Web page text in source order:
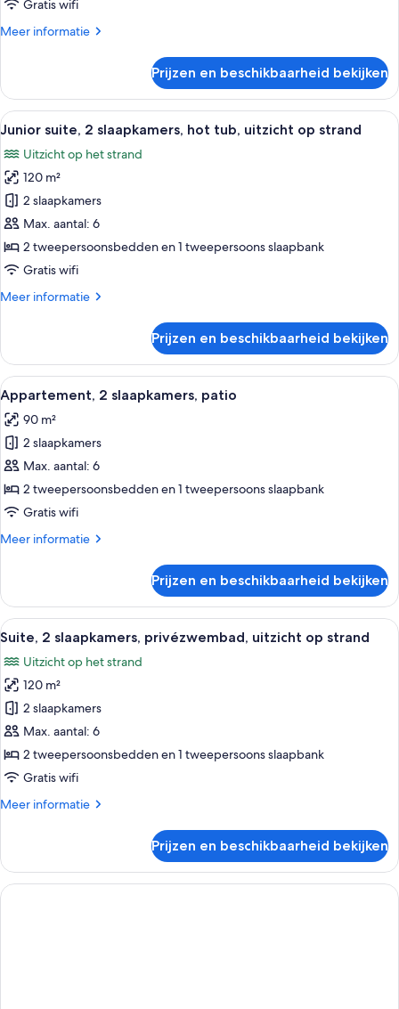
strand
Gratis wifi
Meer informatie
Meer
appartement,
slaapkamer,
uitzicht
op
strand
Prijzen en beschikbaarheid bekijken
Alle
foto's
voor
Junior
suite,
2
slaapkamers,
hot
uitzicht
laden
Een hotelkamer met een groot bed,
9
Junior suite, 2 slaapkamers, hot tub, uitzicht op strand
Uitzicht op het strand
120 m²
2 slaapkamers
Max. aantal: 6
2 tweepersoonsbedden en 1 tweepersoons slaapbank
Gratis wifi
Meer informatie
Meer
suite,
slaapkamers,
hot
tub,
uitzicht
op
strand
Prijzen en beschikbaarheid bekijken
Alle
foto's
voor
Appartement,
2
slaapkamers,
patio
Een net opgemaakt bed met een
9
Appartement, 2 slaapkamers, patio
90 m²
2 slaapkamers
Max. aantal: 6
2 tweepersoonsbedden en 1 tweepersoons slaapbank
Gratis wifi
Meer informatie
Meer
2
slaapkamers,
patio
Prijzen en beschikbaarheid bekijken
Alle
foto's
voor
Suite,
2
slaapkamers,
privézwembad,
uitzicht
strand
Een hotelkamer met een bed,
8
Suite, 2 slaapkamers, privézwembad, uitzicht op strand
Uitzicht op het strand
120 m²
2 slaapkamers
Max. aantal: 6
2 tweepersoonsbedden en 1 tweepersoons slaapbank
Gratis wifi
Meer informatie
Meer
2
slaapkamers,
privézwembad,
Prijzen en beschikbaarheid bekijken